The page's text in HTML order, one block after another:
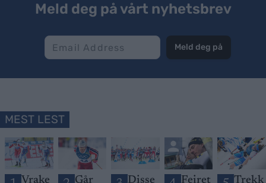
Meld deg på vårt nyhetsbrev
Meld deg på
MEST LEST
Vrake
Går
Disse
Feiret
Trekk